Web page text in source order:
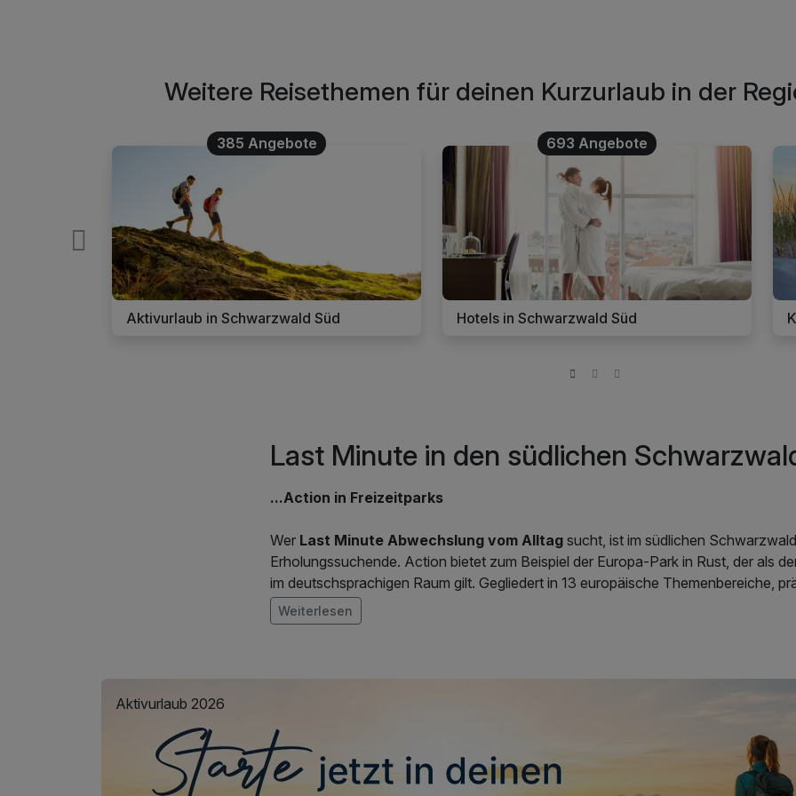
Weitere Reisethemen für deinen Kurzurlaub in der
385 Angebote
Aktivurlaub in Schwarzwald Süd
693 Angebote
Hotels in Schwarzwald Süd
Last Minute in den südlichen
...Action in Freizeitparks
Wer Last Minute Abwechslung vom Alltag sucht, ist im südlichen
Erholungssuchende. Action bietet zum Beispiel der Europa-Park in Rust, der als
im deutschsprachigen Raum gilt. Gegliedert in 13 europäische Themenbereiche,
Park mit über 100 Attraktionen und Shows, die jeweils liebevoll in die Architektur
integriert sind. Zu den Hauptattraktionen zählen unter anderem die Achterbahn
Gönnen Sie sich eine Auszeit vom Alltag: Ob Wellness oder Action, Sport oder
Südschwarzwald ist reich an Freizeitmöglichkeiten und für einen Last Minute
richtige Wahl.
Weiterlesen
Aktivurlaub 2026